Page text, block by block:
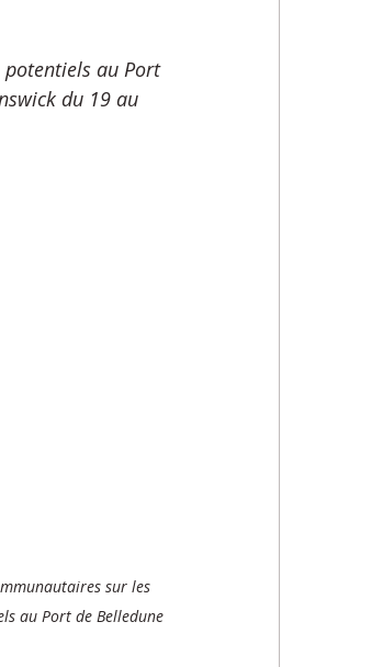
potentiels au Port
du 19 au
sur les
au Port de Belledune